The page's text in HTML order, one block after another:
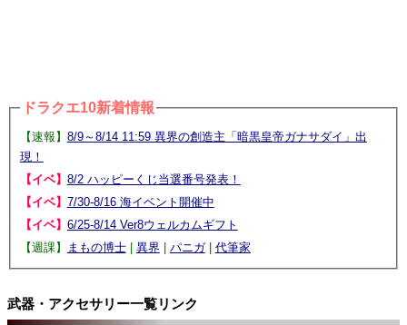
ドラクエ10新着情報
【速報】 8/9～8/14 11:59 異界の創造主「暗黒皇帝ガナサダイ」出
現！
【イベ】 8/2 ハッピーくじ当選番号発表！
【イベ】 7/30-8/16 海イベント開催中
【イベ】 6/25-8/14 Ver8ウェルカムギフト
【週課】
まもの博士| 異界 | パニガ| 代筆家
武器・アクセサリー一覧リンク